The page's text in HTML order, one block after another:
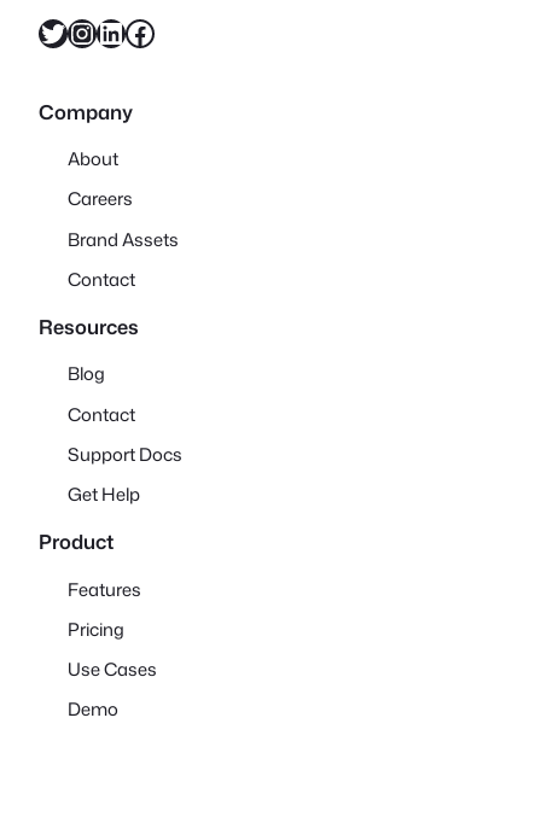
X InstagramLinkedIn Facebook
Company
About
Careers
Brand Assets
Contact
Resources
Blog
Contact
Support Docs
Get Help
Product
Features
Pricing
Use Cases
Demo